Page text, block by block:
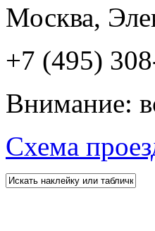
Москва,
+7 (495)
Внимание:
Схема